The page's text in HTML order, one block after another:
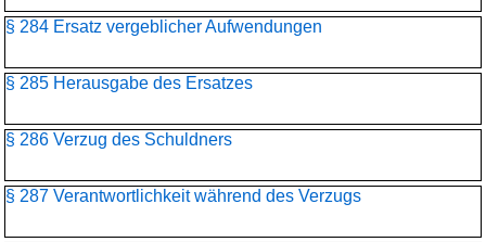
§ 284 Ersatz vergeblicher Aufwendungen
§ 285 Herausgabe des Ersatzes
§ 286 Verzug des Schuldners
§ 287 Verantwortlichkeit während des Verzugs